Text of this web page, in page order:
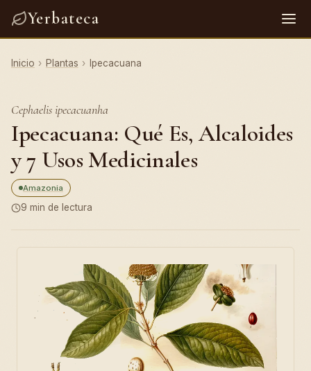
Yerbateca
Inicio › Plantas › Ipecacuana
Cephaelis ipecacuanha
Ipecacuana: Qué Es, Alcaloides
y 7 Usos Medicinales
Amazonia
9 min de lectura